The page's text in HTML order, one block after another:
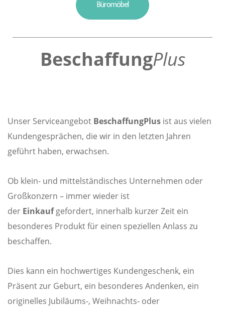
Büromöbel
BeschaffungPlus
Unser Serviceangebot BeschaffungPlus ist aus vielen
Kundengesprächen, die wir in den letzten Jahren
geführt haben, erwachsen.
Ob klein- und mittelständisches Unternehmen oder
Großkonzern – immer wieder ist
der Einkaufgefordert, innerhalb kurzer Zeit ein
besonderes Produkt für einen speziellen Anlass zu
beschaffen.
Dies kann ein hochwertiges Kundengeschenk, ein
Präsent zur Geburt, ein besonderes Andenken, ein
originelles Jubiläums-, Weihnachts- oder